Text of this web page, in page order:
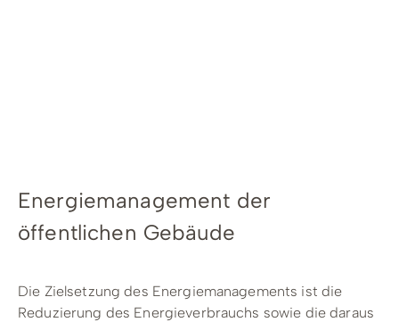
Energiemanagement der
öffentlichen Gebäude
Die Zielsetzung des Energiemanagements ist die
Reduzierung des Energieverbrauchs sowie die daraus